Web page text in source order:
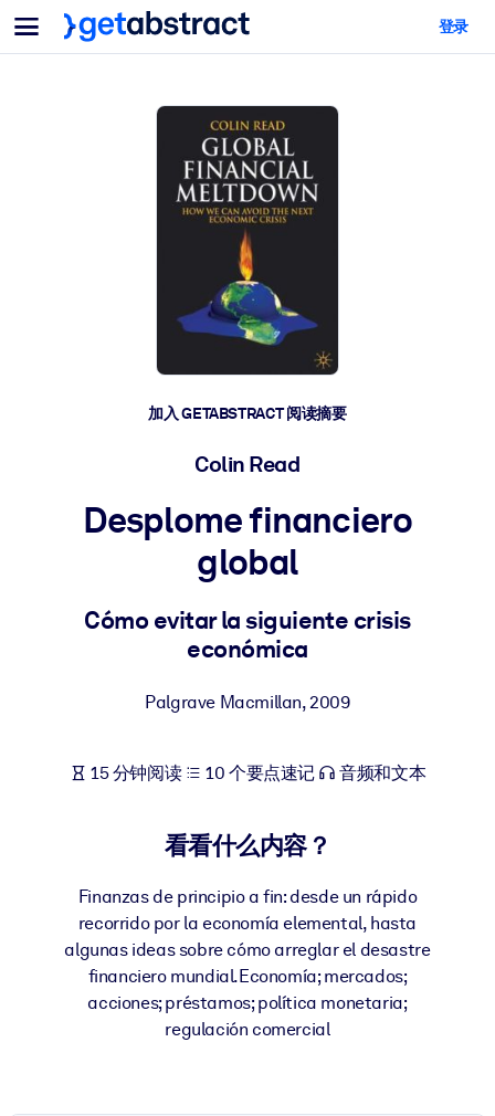
菜单
面向团队与管理者
为您的员工配备关键的人工智能技能。
帮助您的管理者为未来的工作时代做好准备。
让团队更轻松地共同学习、解决实际问题并更快采取行动。
培养您的员工应对未来挑战所需的技能。
面向 LMS/LXP
将简短且经过验证的知识引入您的 LMS/LXP，以获得更强的学习效
利用可靠、结构化的知识为您的人工智能系统提供动力，以改善输
结果。
面向人工智能系统
登录
加入 GETABSTRACT 阅读摘要
Colin Read
Desplome financiero
global
Cómo evitar la siguiente crisis
económica
Palgrave Macmillan,2009
15 分钟阅读 10 个要点速记 音频和文本
看看什么内容？
Finanzas de principio a fin: desde un rápido
recorrido por la economía elemental, hasta
algunas ideas sobre cómo arreglar el desastre
financiero mundial.Economía; mercados;
acciones; préstamos; política monetaria;
regulación comercial